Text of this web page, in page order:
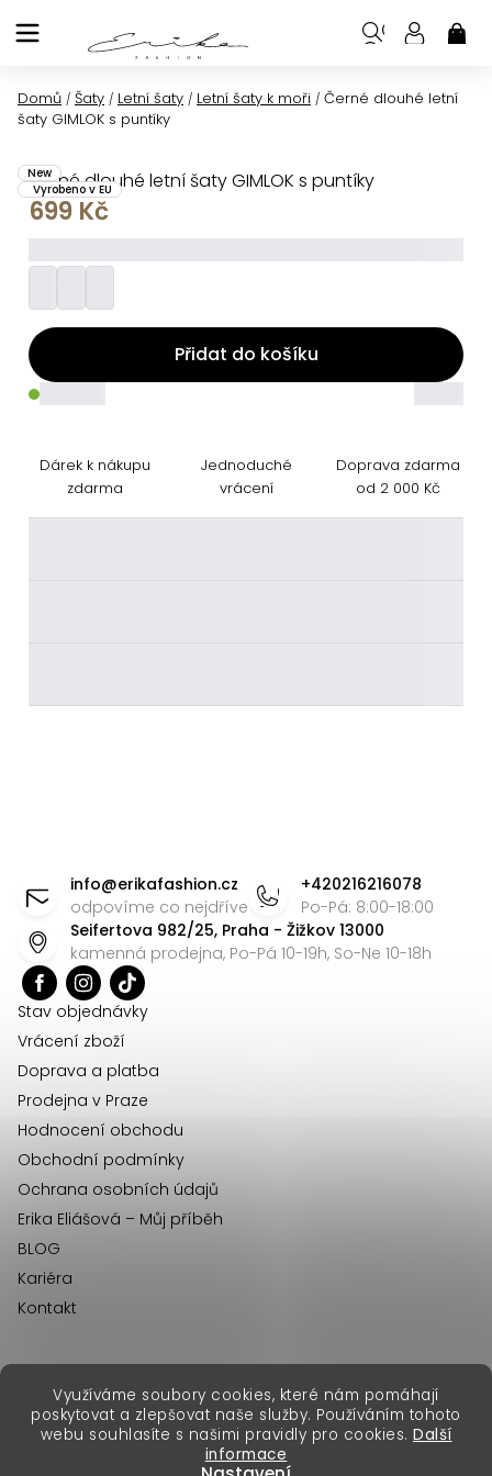
Využíváme soubory cookies, které nám pomáhají
poskytovat a zlepšovat naše služby. Používáním tohoto
webu souhlasíte s našimi pravidly pro cookies. Další
informace
na
Domů / Šaty / Letní šaty / Letní šaty k moři / Černé dlouhé letní
šaty GIMLOK s puntíky
Černé dlouhé letní šaty GIMLOK s puntíky
New
Vyrobeno v EU
699 Kč
Přidat do košíku
Dárek k nákupu
zdarma
Jednoduché
vrácení
Doprava zdarma
od 2 000 Kč
info@erikafashion.cz
odpovíme co nejdříve
+420216216078
Po-Pá: 8:00-18:00
Seifertova 982/25, Praha - Žižkov 13000
kamenná prodejna, Po-Pá 10-19h, So-Ne 10-18h
Stav objednávky
Vrácení zboží
Doprava a platba
Prodejna v Praze
Hodnocení obchodu
Obchodní podmínky
Ochrana osobních údajů
Erika Eliášová – Můj příběh
BLOG
Kariéra
Kontakt
Vytvořil Shoptet Premium
Copyright 2026Erika Fashion. Všechna práva vyhrazena.
erikafashion.sk